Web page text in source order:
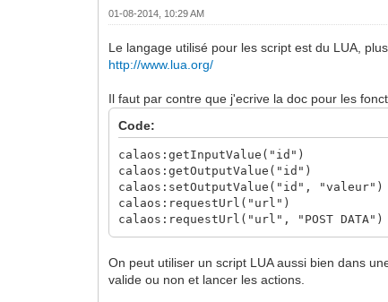
01-08-2014, 10:29 AM
Le langage utilisé pour les script est du LUA,
http://www.lua.org/
Il faut par contre que j'ecrive la doc pour les
Code:
calaos:getInputValue("id")
calaos:getOutputValue("id")
calaos:setOutputValue("id", "valeur")
calaos:requestUrl("url")
calaos:requestUrl("url", "POST DATA")
On peut utiliser un script LUA aussi bien dans
valide ou non et lancer les actions.